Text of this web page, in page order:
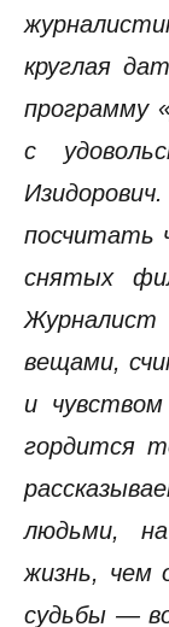
круглая
программу
с
посчитать
снятых
вещами,
и
гордится
людьми,
жизнь, чем
судьбы —